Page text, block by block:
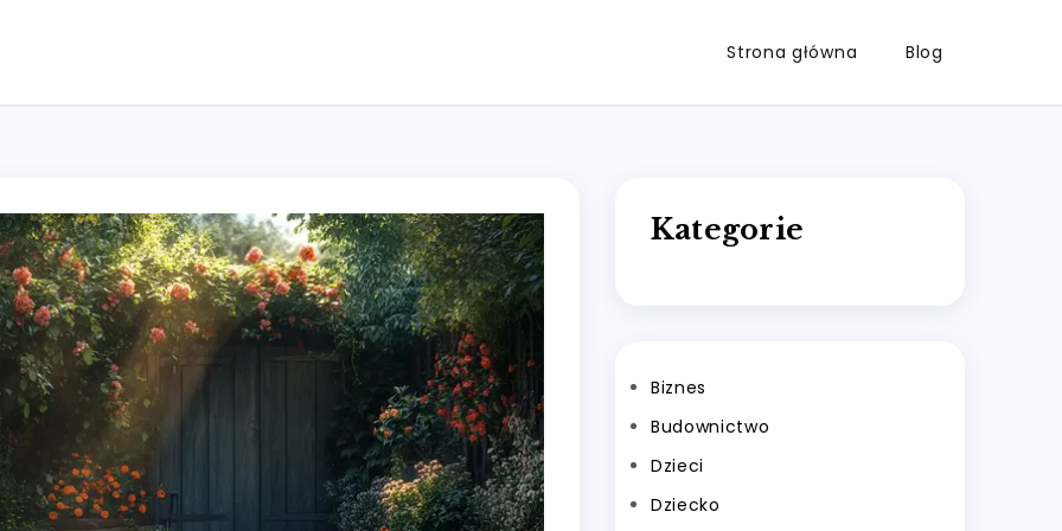
Strona główna Blog
Kategorie
Biznes
Budownictwo
Dzieci
Dziecko